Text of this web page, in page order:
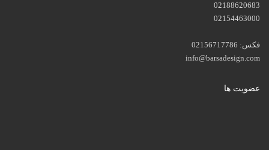
02188620683
02154463000
فکس: 02156717786
info@barsadesign.com
عضویت ها